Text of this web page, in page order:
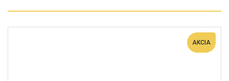
AKCIA